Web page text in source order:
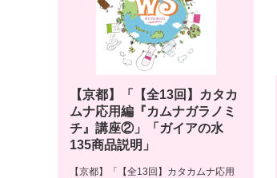
【京都】「【全13回】カタカ
ムナ応用編『カムナガラノミ
チ』講座②」「ガイアの水
135商品説明」
【京都】「【全13回】カタカムナ応用